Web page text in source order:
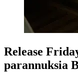
Release
parannuksia